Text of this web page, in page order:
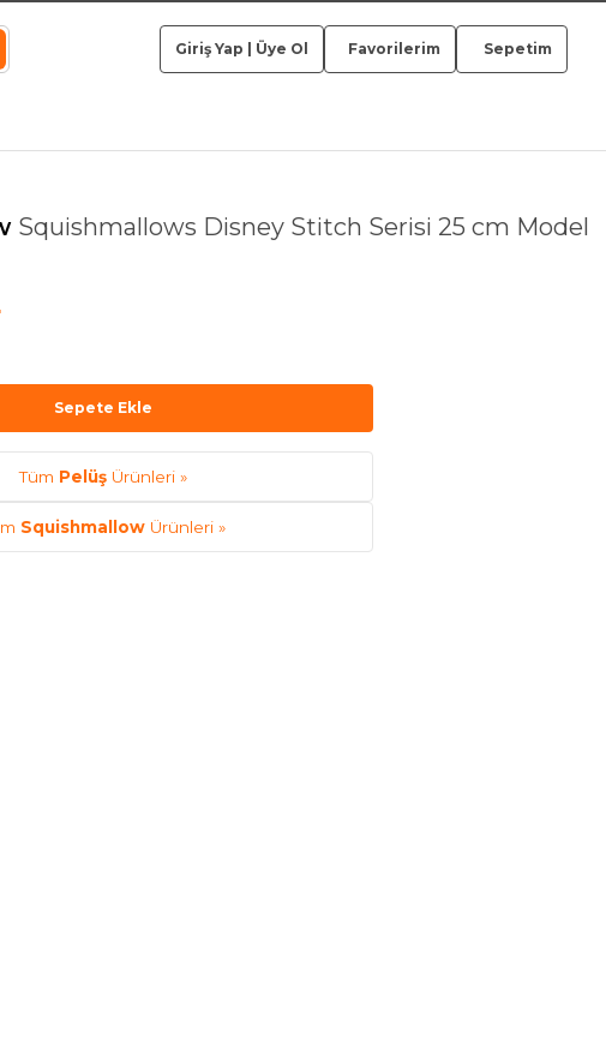
Giriş Yap Üye Ol Favorilerim Sepetim
Squishmallows Disney Stitch Serisi 25 cm Model
Sepete Ekle
Tüm PelüşÜrünleri »
SquishmallowÜrünleri »